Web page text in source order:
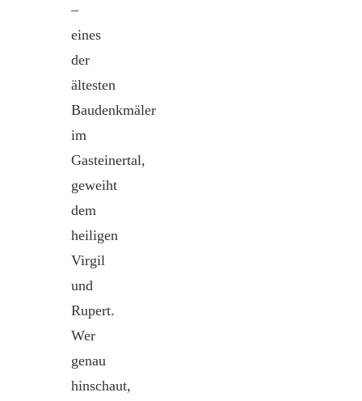
–
eines
der
ältesten
Baudenkmäler
im
Gasteinertal,
geweiht
dem
heiligen
Virgil
und
Rupert.
Wer
genau
hinschaut,